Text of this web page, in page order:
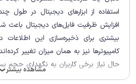
استفاده از ابزارهای دیجیتال در
افزایش ظرفیت فایل‌های دیجیتال باعث
بیشتری برای ذخیره‌سازی این اطلاعات
کامپیوترها نیز به همان میزان تغییر
حال نیاز برخی کاربران به نگهداری حجم
می‌شود تا به فکر خرید هارد اکسترنال یک
مشاهده بیشتر